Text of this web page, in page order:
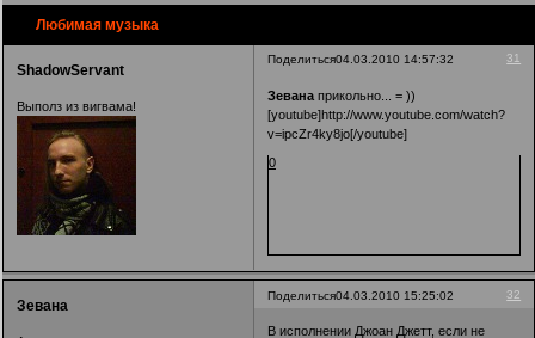
Любимая музыка
Поделиться 31
04.03.2010 14:57:32
ShadowServant
Выполз из вигвама!
Зевана прикольно... = ))
[youtube]http://www.youtube.com/watch?
v=ipcZr4ky8jo[/youtube]
0
Поделиться 32
04.03.2010 15:25:02
Зевана
В исполнении Джоан Джетт, если не